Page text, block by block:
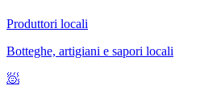
Produttori locali
Botteghe, artigiani e sapori locali
🧖